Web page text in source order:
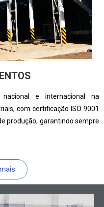
e internacional na
com certificação ISO 9001
produção, garantindo sempre